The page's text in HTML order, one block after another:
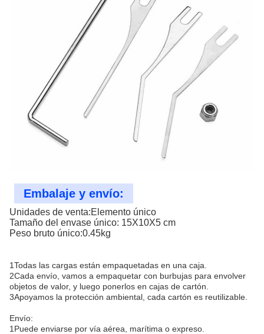
Embalaje y envío:
Unidades de venta:Elemento único
Tamaño del envase único: 15X10X5 cm
Peso bruto único:0.45kg
1Todas las cargas están empaquetadas en una caja.
2Cada envío, vamos a empaquetar con burbujas para envolver
objetos de valor, y luego ponerlos en cajas de cartón.
3Apoyamos la protección ambiental, cada cartón es reutilizable.
Envío:
1Puede enviarse por vía aérea, marítima o expreso.